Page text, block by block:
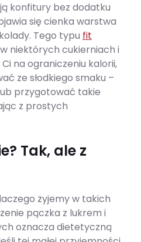
konfitury bez dodatku
się cienka warstwa
Tego typu fit
niektórych cukierniach i
na ograniczeniu kalorii,
ze słodkiego smaku –
przygotować takie
z prostych
Tak, ale z
żyjemy w takich
pączka z lukrem i
oznacza dietetyczną